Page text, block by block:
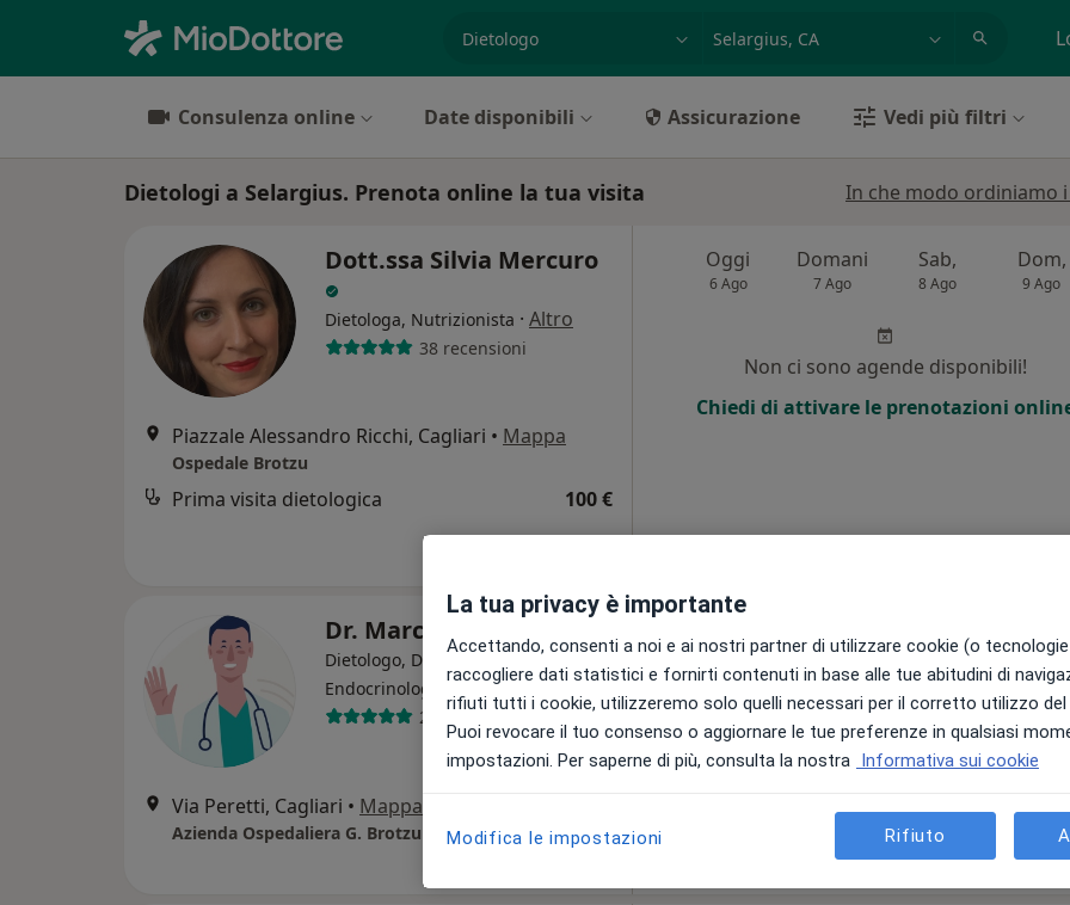
Consulenza online Date disponibili Assicurazione Vedi più filtri
Dietologi a Selargius. Prenota online la tua visita In che modo ordiniamo
Dott.ssa Silvia Mercuro
Dietologa, Nutrizionista · Altro
38 recensioni
Piazzale Alessandro Ricchi, Cagliari • Mappa
Ospedale Brotzu
Prima visita dietologica 100 €
Oggi
6 Ago
Domani
7 Ago
Sab,
8 Ago
Dom,
9 Ago
Non ci sono agende disponibili!
Chiedi di attivare le prenotazioni
Dr. Marco Songini
Dietologo, Diabetologo,
Endocrinologo
·Altro
26 recensioni
Via Peretti, Cagliari • Mappa
Azienda Ospedaliera G. Brotzu
6 Ago 7 Ago 8 Ago 9 Ago
Lo specialista non offre prenotazioni
online in questa località.
Vedi indirizzi con prenotazioni online
La tua privacy è importante
Accettando, consenti a noi e ai nostri partner di utilizzare cookie (o
raccogliere dati statistici e fornirti contenuti in base alle tue abitudini di
rifiuti tutti i cookie, utilizzeremo solo quelli necessari per il corretto utilizzo
Puoi revocare il tuo consenso o aggiornare le tue preferenze in qualsiasi
impostazioni. Per saperne di più, consulta la nostra Informativa sui cookie
Modifica le impostazioni Rifiuto